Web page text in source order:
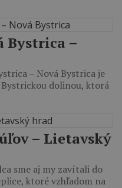
Bystrica –
– Nová Bystrica je
dolinou, ktorá
– Lietavský
sme aj my zavítali do
ktoré vzhľadom na